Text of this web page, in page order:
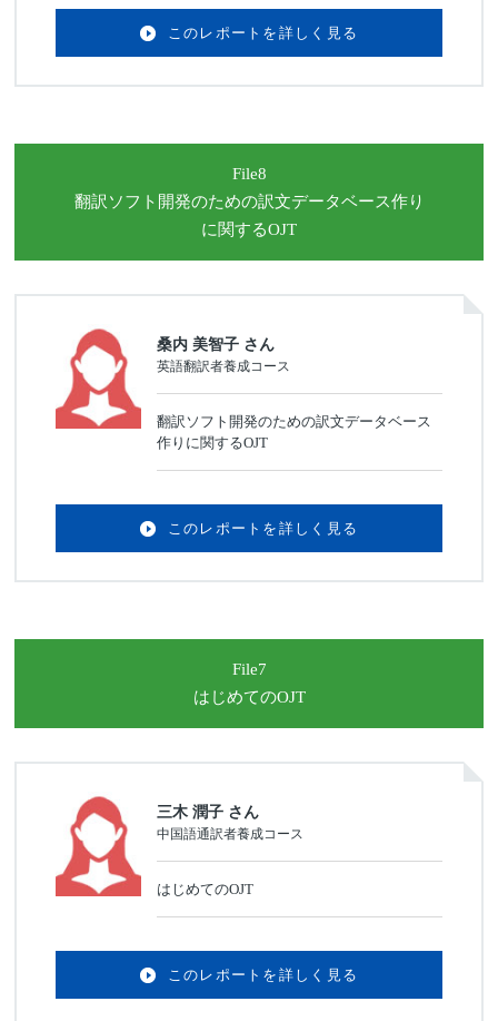
このレポートを詳しく見る
File8
翻訳ソフト開発のための訳文データベース作り
に関するOJT
桑内 美智子 さん
英語翻訳者養成コース
翻訳ソフト開発のための訳文データベース
作りに関するOJT
このレポートを詳しく見る
File7
はじめてのOJT
三木 潤子 さん
中国語通訳者養成コース
はじめてのOJT
このレポートを詳しく見る